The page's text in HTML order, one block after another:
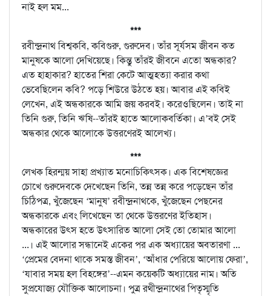
নাই হল মম...
***
রবীন্দ্রনাথ বিশ্বকবি, কবিগুরু, গুরুদেব। তাঁর সূর্যসম জীবন কত
মানুষকে আলো দেখিয়েছে। কিন্তু তাঁরই জীবনে এতো অন্ধকার?
এত হাহাকার? হাতের শিরা কেটে আত্মহত্যা করার কথা
ভেবেছিলেন কবি? পড়ে শিউরে উঠতে হয়। আবার এই কবিই
লেখেন, এই অন্ধকারকে আমি জয় করবই। করেওছিলেন। তাই না
তিনি গুরু, তিনি ঋষি--তাঁরই হাতে আলোকবর্তিকা। এ’বই সেই
অন্ধকার থেকে আলোকে উত্তরণেরই আলেখ্য।
***
লেখক হিরন্ময় সাহা প্রখ্যাত মনোচিকিৎসক। এক বিশেষজ্ঞের
চোখে গুরুদেবকে দেখেছেন তিনি, তন্ন তন্ন করে পড়েছেন তাঁর
চিঠিপত্র, খুঁজেছেন ‘মানুষ’ রবীন্দ্রনাথকে, খুঁজেছেন পেছনের
অন্ধকারকে এবং লিখেছেন তা থেকে উত্তরণের ইতিহাস।
অন্ধকারের উৎস হতে উৎসারিত আলো সেই তো তোমার আলো
...। এই আলোর সন্ধানেই একের পর এক অধ্যায়ের অবতারণা ...
‘প্রেমের বেদনা থাকে সমস্ত জীবন’, ‘আঁধার পেরিয়ে আলোয় ফেরা’,
‘যাবার সময় হল বিহঙ্গের’--এমন কয়েকটি অধ্যায়ের নাম। অতি
সুপ্রযোজ্য যৌক্তিক আলোচনা। পুত্র রথীন্দ্রনাথের পিতৃস্মৃতি